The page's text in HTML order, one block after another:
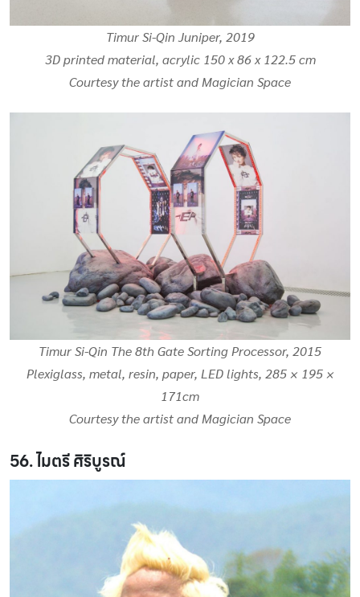
Timur Si-Qin Juniper, 2019
3D printed material, acrylic 150 x 86 x 122.5 cm
Courtesy the artist and Magician Space
Timur Si-Qin The 8th Gate Sorting Processor, 2015
Plexiglass, metal, resin, paper, LED lights, 285 × 195 ×
171cm
Courtesy the artist and Magician Space
56. ไมตรี ศิริบูรณ์